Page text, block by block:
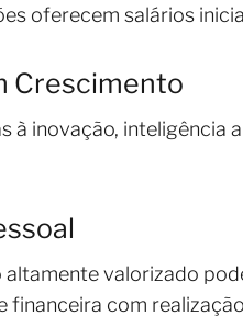
oferecem salários
Crescimento
à inovação,
altamente valorizado
financeira com